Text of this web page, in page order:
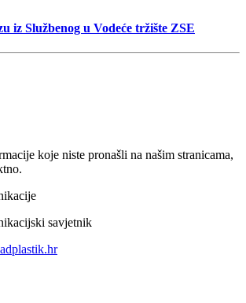
iz Službenog u Vodeće tržište ZSE
koje niste pronašli na našim stranicama,
savjetnik